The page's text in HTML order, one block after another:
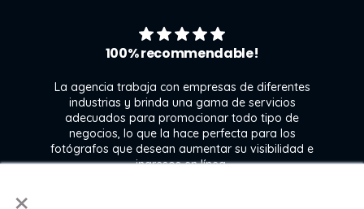
×
100% recommendable!
La agencia trabaja con empresas de diferentes
industrias y brinda una gama de servicios
adecuados para promocionar todo tipo de
negocios, lo que la hace perfecta para los
fotógrafos que desean aumentar su visibilidad e
ingresos en línea.